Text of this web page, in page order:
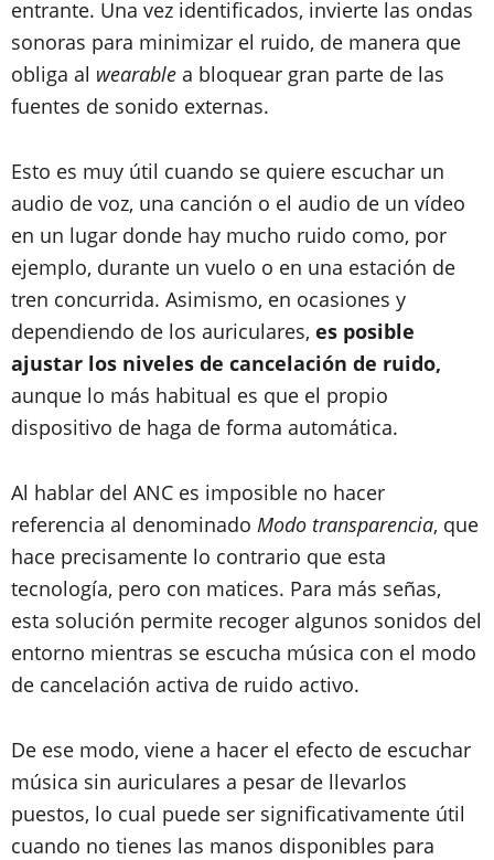
entrante. Una vez identificados, invierte las ondas
sonoras para minimizar el ruido, de manera que
obliga al wearable a bloquear gran parte de las
fuentes de sonido externas.
Esto es muy útil cuando se quiere escuchar un
audio de voz, una canción o el audio de un vídeo
en un lugar donde hay mucho ruido como, por
ejemplo, durante un vuelo o en una estación de
tren concurrida. Asimismo, en ocasiones y
dependiendo de los auriculares, es posible
ajustar los niveles de cancelación de ruido,
aunque lo más habitual es que el propio
dispositivo de haga de forma automática.
Al hablar del ANC es imposible no hacer
referencia al denominado Modo transparencia, que
hace precisamente lo contrario que esta
tecnología, pero con matices. Para más señas,
esta solución permite recoger algunos sonidos del
entorno mientras se escucha música con el modo
de cancelación activa de ruido activo.
De ese modo, viene a hacer el efecto de escuchar
música sin auriculares a pesar de llevarlos
puestos, lo cual puede ser significativamente útil
cuando no tienes las manos disponibles para